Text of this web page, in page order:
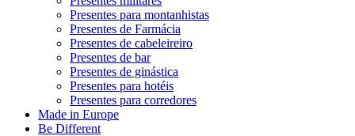
Presentes para montanhistas
Presentes de Farmácia
Presentes de cabeleireiro
Presentes de bar
Presentes de ginástica
Presentes para hotéis
Presentes para corredores
Made in Europe
Be Different